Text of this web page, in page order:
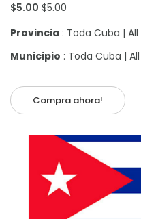
$5.00 $5.00
Provincia : Toda Cuba |
Municipio : Toda Cuba |
Compra ahora!